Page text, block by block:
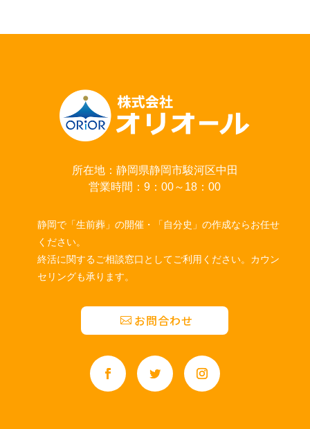
所在地：静岡県静岡市駿河区中田
営業時間：9：00～18：00
静岡で「生前葬」の開催・「自分史」の作成ならお任せ
ください。
終活に関するご相談窓口としてご利用ください。カウン
セリングも承ります。
お問合わせ